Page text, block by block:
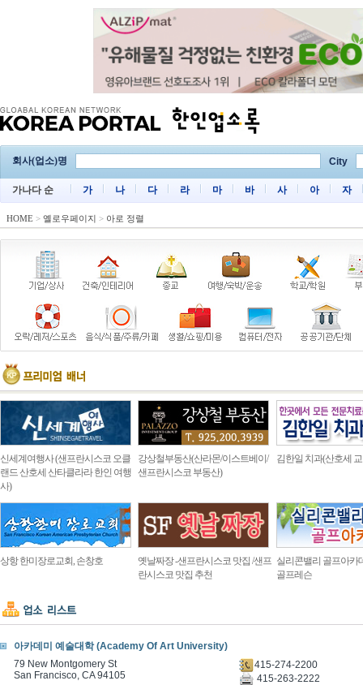
회사(업소)명 City
가나다 순 가 나 다 라 마 바 사 아 자
HOME > 옐로우페이지 > 아로 정렬
신세계여행사 (샌프란시스코 오클
랜드 산호세 산타클라라 한인 여행
사)
강상철부동산(산라몬/이스트베이/
샌프란시스코 부동산)
김한일 치과(산호세
상항 한미장로교회, 손창호
옛날짜장 -샌프란시스코 맛집 /샌프
란시스코 맛집 추천
실리콘밸리 골프아카
골프레슨
아카데미 예술대학 (Academy Of Art University)
79 New Montgomery St
San Francisco, CA 94105
415-274-2200
415-263-2222